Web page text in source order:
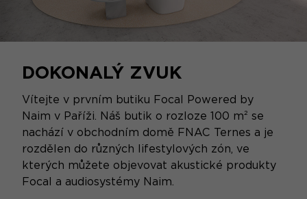
DOKONALÝ ZVUK
Vítejte v prvním butiku Focal Powered by
Naim v Paříži. Náš butik o rozloze 100 m² se
nachází v obchodním domě FNAC Ternes a je
rozdělen do různých lifestylových zón, ve
kterých můžete objevovat akustické produkty
Focal a audiosystémy Naim.